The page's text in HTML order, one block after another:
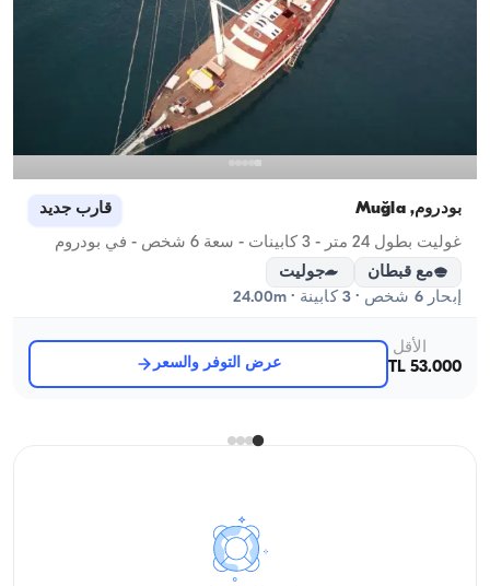
بودروم, Muğla قارب جديد
غوليت بطول 24 متر - 3 كابينات - سعة 6 شخص - في بودروم
مع قبطان
جوليت
إبحار 6 شخص · 3 كابينة · 24.00m
الأقل
53.000 TL
عرض التوفر والسعر